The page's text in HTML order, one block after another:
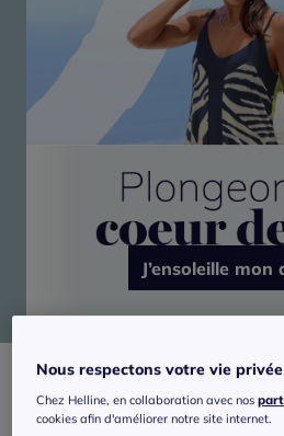
J’ensoleille mon
Nous respectons votre vie
Chez Helline, en collaboration avec nos
cookies afin d'améliorer notre site internet.